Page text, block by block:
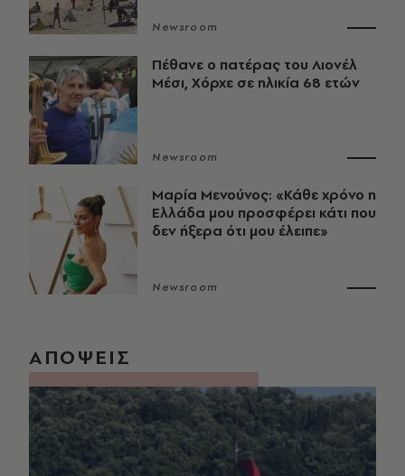
Newsroom
Πέθανε ο πατέρας του Λιονέλ
Μέσι, Χόρχε σε ηλικία 68 ετών
Newsroom
Μαρία Μενούνος: «Κάθε χρόνο η
Ελλάδα μου προσφέρει κάτι που
δεν ήξερα ότι μου έλειπε»
Newsroom
ΑΠΟΨΕΙΣ